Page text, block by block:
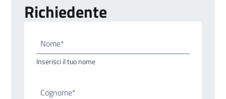
Richiedente
Nome*
Inserisci il tuo nome
Cognome*